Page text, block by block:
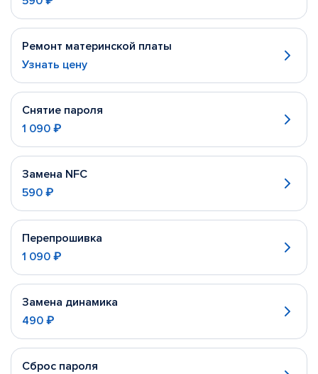
Ремонт материнской платы
Узнать цену
Снятие пароля
1 090 ₽
Замена NFC
590 ₽
Перепрошивка
1 090 ₽
Замена динамика
490 ₽
Сброс пароля